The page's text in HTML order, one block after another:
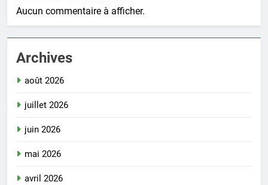
Aucun commentaire à afficher.
Archives
août 2026
juillet 2026
juin 2026
mai 2026
avril 2026